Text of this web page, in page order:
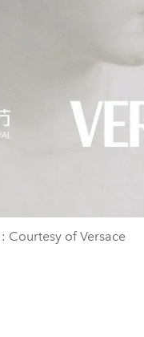
Courtesy of Versace